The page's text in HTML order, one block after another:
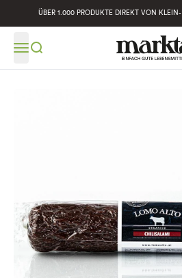
ÜBER 1.000 PRODUKTE DIREKT VON